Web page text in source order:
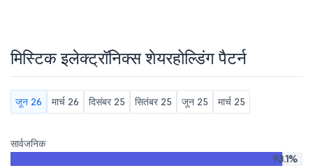
मिस्टिक इलेक्ट्रॉनिक्स शेयरहोल्डिंग पैटर्न
जून 26 मार्च 26 दिसंबर 25 सितंबर 25 जून 25 मार्च 25
सार्वजनिक
93.1%